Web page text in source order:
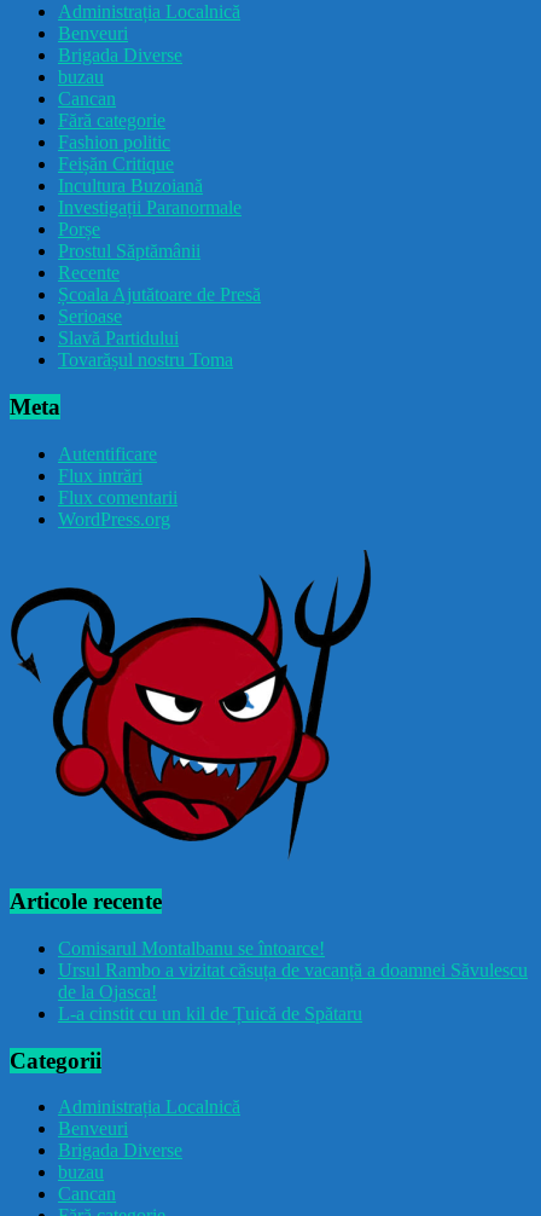
Administrația Localnică
Benveuri
Brigada Diverse
buzau
Cancan
Fără categorie
Fashion politic
Feișăn Critique
Incultura Buzoiană
Investigații Paranormale
Porșe
Prostul Săptămânii
Recente
Școala Ajutătoare de Presă
Serioase
Slavă Partidului
Tovarășul nostru Toma
Meta
Autentificare
Flux intrări
Flux comentarii
WordPress.org
Articole recente
Comisarul Montalbanu se întoarce!
Ursul Rambo a vizitat căsuța de vacanță a doamnei Săvulescu
de la Ojasca!
L-a cinstit cu un kil de Țuică de Spătaru
Categorii
Administrația Localnică
Benveuri
Brigada Diverse
buzau
Cancan